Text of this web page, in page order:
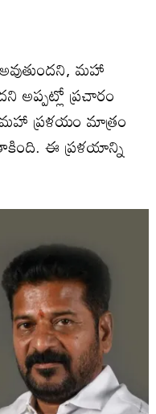
మ‌హా
అప్ప‌ట్లో ప్ర‌చారం
ప్ర‌ళ‌యం మాత్రం
తాకింది. ఈ ప్ర‌ళ‌యాన్ని